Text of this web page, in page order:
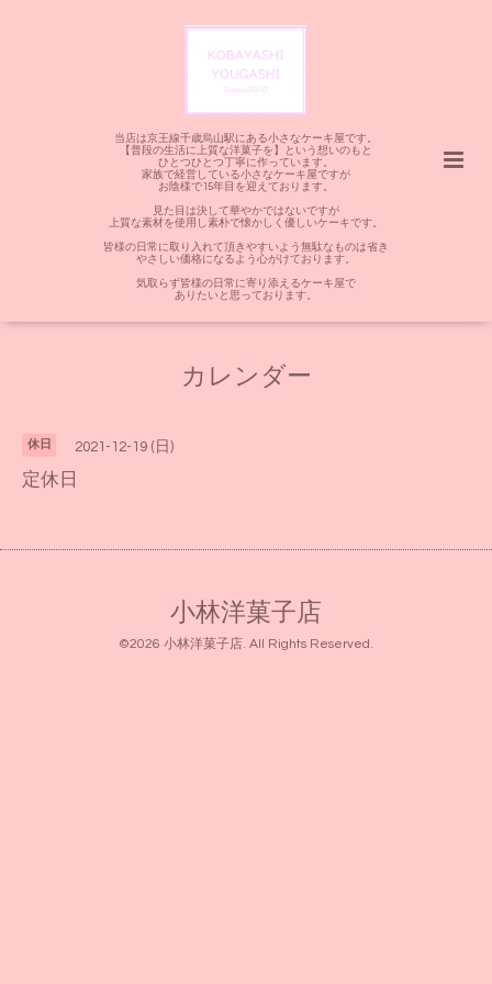
当店は京王線千歳烏山駅にある小さなケーキ屋です。
【普段の生活に上質な洋菓子を】という想いのもと
ひとつひとつ丁寧に作っています。
家族で経営している小さなケーキ屋ですが
お陰様で15年目を迎えております。
見た目は決して華やかではないですが
上質な素材を使用し素朴で懐かしく優しいケーキです。
皆様の日常に取り入れて頂きやすいよう無駄なものは省き
やさしい価格になるよう心がけております。
気取らず皆様の日常に寄り添えるケーキ屋で
ありたいと思っております。
カレンダー
休日 2021-12-19 (日)
定休日
小林洋菓子店
©2026 小林洋菓子店. All Rights Reserved.